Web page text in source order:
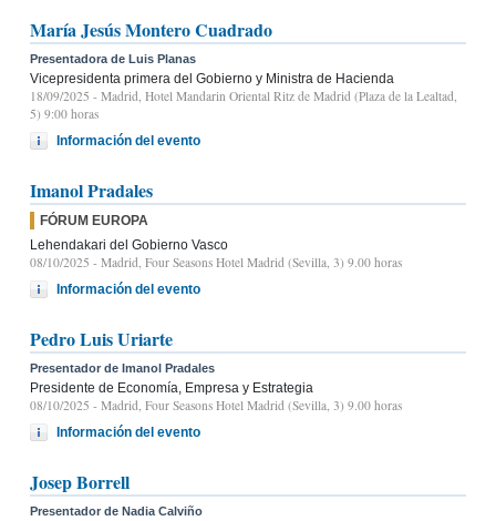
María Jesús Montero Cuadrado
Presentadora de Luis Planas
Vicepresidenta primera del Gobierno y Ministra de Hacienda
18/09/2025 - Madrid, Hotel Mandarin Oriental Ritz de Madrid (Plaza de la Lealtad,
5) 9:00 horas
Información del evento
Imanol Pradales
FÓRUM EUROPA
Lehendakari del Gobierno Vasco
08/10/2025 - Madrid, Four Seasons Hotel Madrid (Sevilla, 3) 9.00 horas
Información del evento
Pedro Luis Uriarte
Presentador de Imanol Pradales
Presidente de Economía, Empresa y Estrategia
08/10/2025 - Madrid, Four Seasons Hotel Madrid (Sevilla, 3) 9.00 horas
Información del evento
Josep Borrell
Presentador de Nadia Calviño